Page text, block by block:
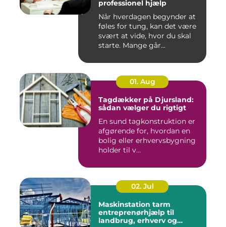
professionel hjælp
Når hverdagen begynder at
føles for tung, kan det være
svært at vide, hvor du skal
starte. Mange går...
01. Aug
Tagdækker på Djursland:
sådan vælger du rigtigt
En sund tagkonstruktion er
afgørende for, hvordan en
bolig eller erhvervsbygning
holder til v...
02. Jul
Maskinstation tarm
entreprenørhjælp til
landbrug, erhverv og